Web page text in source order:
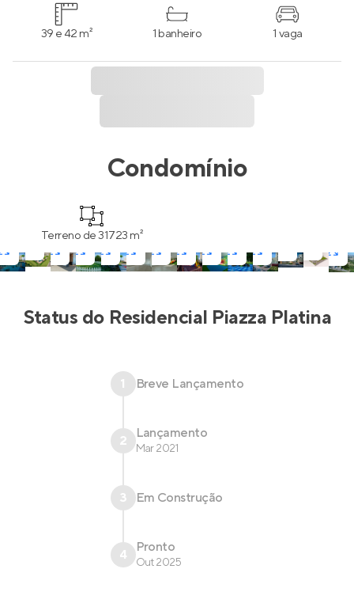
39 e 42 m² 1 banheiro 1 vaga
Condomínio
Terreno de 31723 m²
Status do Residencial Piazza Platina
1 Breve Lançamento
2 Lançamento
Mar 2021
3 Em Construção
4 Pronto
Out 2025